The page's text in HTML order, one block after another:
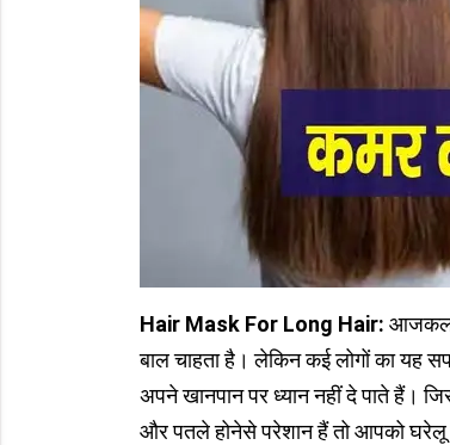
Hair Mask For Long Hair: आजकल
बाल चाहता है। लेकिन कई लोगों का यह
अपने खानपान पर ध्यान नहीं दे पाते
और पतले होनेसे परेशान हैं तो आपको घरेलू